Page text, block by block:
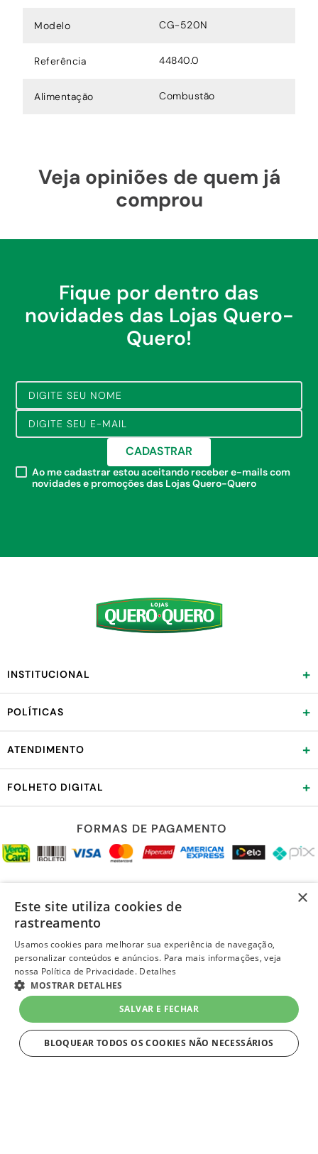
R$ 769,99 no Pix -9%
ou R$ 849,90 em
R$ 84,99 sem juros
no Cartão Quero-Quero
+
-
1Unidade=R$ 849,90
Modelo CG-520N
Referência 44840.0
Alimentação Combustão
Veja opiniões de quem já
comprou
Fique por dentro das
novidades das Lojas Quero-
Quero!
CADASTRAR
Ao me cadastrar estou aceitando receber e-mails com
novidades e promoções das Lojas Quero-Quero
INSTITUCIONAL +
POLÍTICAS +
ATENDIMENTO +
FOLHETO DIGITAL +
FORMAS DE PAGAMENTO
LOJA SEGURA
×
Este site utiliza cookies de
rastreamento
Usamos cookies para melhorar sua experiência de navegação,
personalizar conteúdos e anúncios. Para mais informações, veja
nossa Política de Privacidade. Detalhes
MOSTRAR DETALHES
SALVAR E FECHAR
BLOQUEAR TODOS OS COOKIES NÃO NECESSÁRIOS